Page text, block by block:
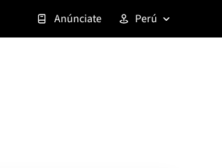
Anúnciate Perú